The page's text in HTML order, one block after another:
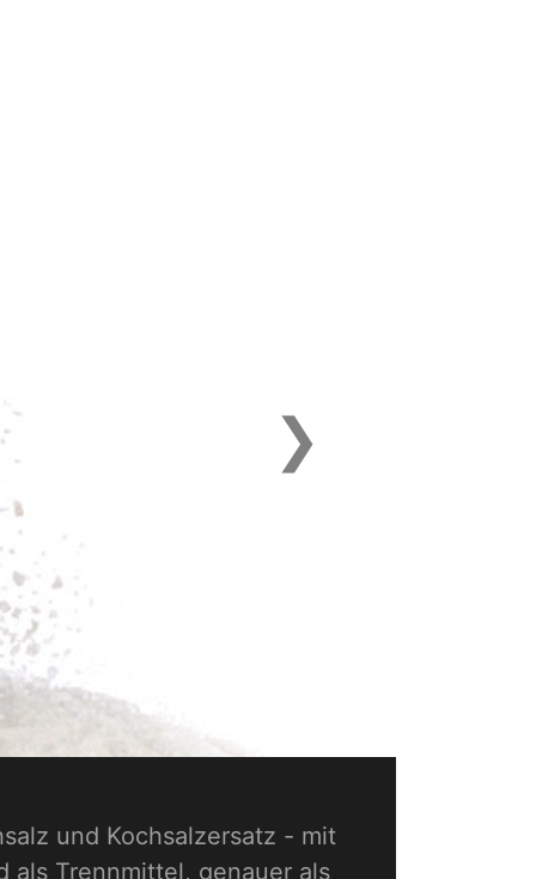
und Kochsalzersatz - mit
als Trennmittel, genauer als
❯Next